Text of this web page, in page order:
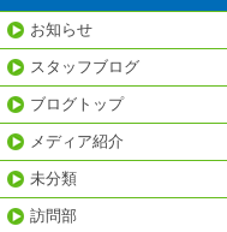
お知らせ
スタッフブログ
ブログトップ
メディア紹介
未分類
訪問部